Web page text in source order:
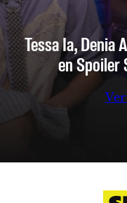
Tessa Ia, Denia
en Spoiler